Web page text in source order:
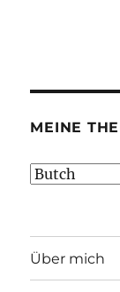
MEINE
Meine
Über mich